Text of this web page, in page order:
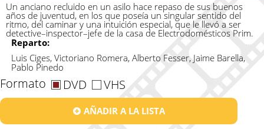
Un anciano recluido en un asilo hace repaso de sus buenos
años de juventud, en los que poseía un singular sentido del
ritmo, del caminar y una intuición especial, que le llevó a ser
detective–inspector–jefe de la casa de Electrodomésticos Prim.
Reparto:
Luis Ciges, Victoriano Romera, Alberto Fesser, Jaime Barella,
Pablo Pinedo
Formato DVD VHS
AÑADIR A LA LISTA